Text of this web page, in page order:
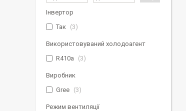
Інвертор
Так
3
Використовуваний холодоагент
R410a
3
Виробник
Gree
3
Режим вентиляції